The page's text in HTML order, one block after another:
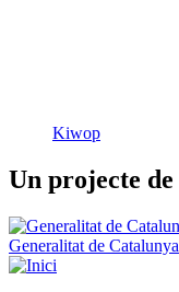
Kiwop
Un projecte de
Generalitat de Catalunya